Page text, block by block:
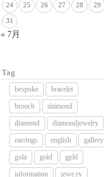
24 25 26 27 28 29
31
« 7月
Tag
bespoke
bracelet
brooch
daimond
diamond
diamondjewelry
earrings
english
gallery
gola
gold
gpld
information
jewe.ry